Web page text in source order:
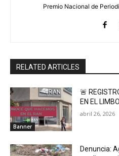
Premio Nacional de
RELATED ARTICLES
Banner
🚨
EN EL
abril 26, 2026
Denuncia: